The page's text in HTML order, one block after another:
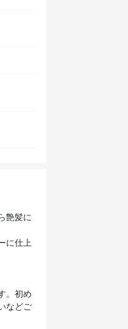
艶髪に
に仕上
。初め
などご